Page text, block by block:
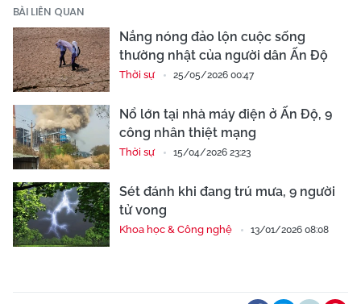
BÀI LIÊN QUAN
Nắng nóng đảo lộn cuộc sống
thường nhật của người dân Ấn Độ
Thời sự 25/05/2026 00:47
Nổ lớn tại nhà máy điện ở Ấn Độ, 9
công nhân thiệt mạng
Thời sự 15/04/2026 23:23
Sét đánh khi đang trú mưa, 9 người
tử vong
Khoa học & Công nghệ 13/01/2026 08:08